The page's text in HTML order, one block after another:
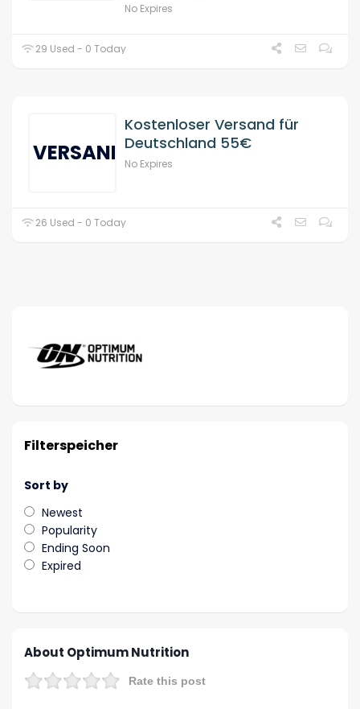
No Expires
29 Used - 0 Today
VERSAND
Kostenloser Versand für
Deutschland 55€
No Expires
26 Used - 0 Today
Filterspeicher
Sort by
Newest
Popularity
Ending Soon
Expired
About Optimum Nutrition
Rate this post